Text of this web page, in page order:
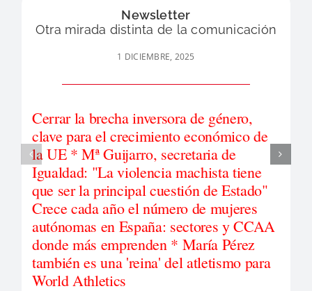
Newsletter
Otra mirada distinta de la comunicación
1 DICIEMBRE, 2025
Cerrar la brecha inversora de género,
clave para el crecimiento económico de
la UE * Mª Guijarro, secretaria de
Igualdad: "La violencia machista tiene
que ser la principal cuestión de Estado"
Crece cada año el número de mujeres
autónomas en España: sectores y CCAA
donde más emprenden * María Pérez
también es una 'reina' del atletismo para
World Athletics